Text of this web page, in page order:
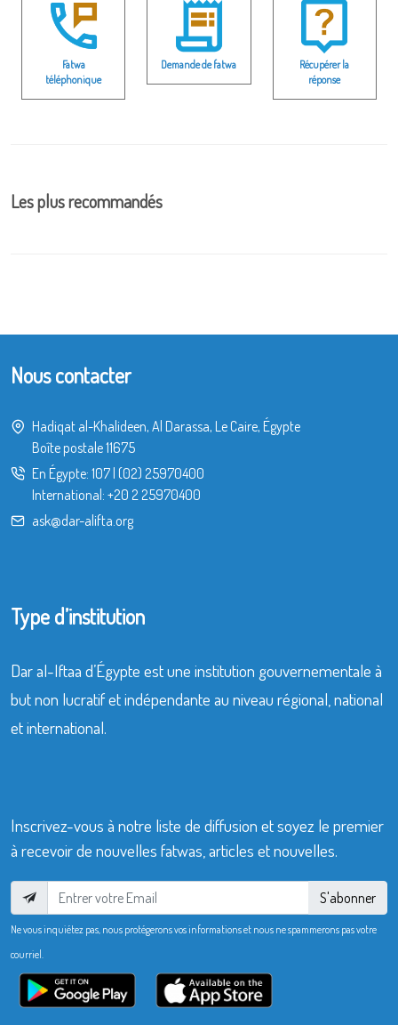
Fatwa
téléphonique
Demande de fatwa
Récupérer la
réponse
Les plus recommandés
Nous contacter
Hadiqat al-Khalideen, Al Darassa, Le Caire, Égypte
Boîte postale 11675
En Égypte: 107| (02) 25970400
International: +20 2 25970400
ask@dar-alifta.org
Type d’institution
Dar al-Iftaa d’Égypte est une institution gouvernementale à
but non lucratif et indépendante au niveau régional, national
et international.
Inscrivez-vous à notre liste de diffusion et soyez le premier
à recevoir de nouvelles fatwas, articles et nouvelles.
S'abonner
Ne vous inquiétez pas, nous protégerons vos informations et nous ne spammerons pas votre
courriel.